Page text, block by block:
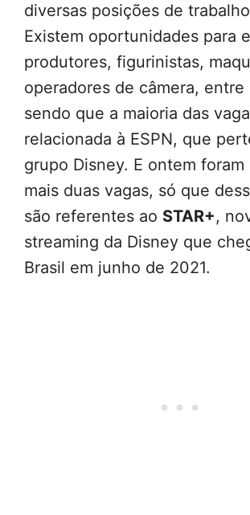
diversas posições de
Existem oportunidades para
produtores, figurinistas,
operadores de câmera, entre
sendo que a maioria das
relacionada à ESPN, que
grupo Disney. E ontem foram
mais duas vagas, só que
são referentes ao STAR+,
streaming da Disney que
Brasil em junho de 2021.